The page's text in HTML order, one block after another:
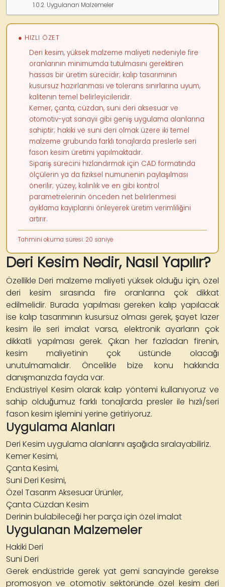
Uygulanan Malzemeler
● HIZLI ÖZET
Deri kesim, yüksek malzeme maliyeti nedeniyle fire
oranlarının minimumda tutulmasını gerektiren
hassas bir üretim sürecidir; kalıp tasarımının
kusursuz hazırlanması ve tolerans sınırlarına uyum,
kalitenin temel belirleyicileridir.
Kemer, çanta, cüzdan, suni deri aksesuar ve
otomotiv-yat sanayii gibi geniş uygulama alanlarına
sahiptir; hakiki ve suni deri olmak üzere iki temel
malzeme grubunda farklı tonajlarda preslerle seri
fason kesim üretimi yapılmaktadır.
Sipariş sürecini hızlandırmak için CAD formatında
ölçülerin ya da fiziksel numunenin paylaşılması
önerilir; yüzey, kalınlık ve en gibi kontrol
parametrelerinin önceden net belirlenmesi
ayıklama kayıplarını önleyerek üretim verimliliğini
artırır.
Tahmini okuma süresi: 20 saniye
Deri Kesim Nedir, Nasıl Yapılır?
Özellikle Deri malzeme maliyeti yüksek olduğu için, özel
deri kesim sırasında fire oranlarına çok dikkat
edilmelidir. Burada yapılması gereken kalıp yapılacak
ise kalıp tasarımının kusursuz olması gerek, şayet lazer
kesim ile seri imalat varsa, elektronik ayarların çok
dikkatli yapılması gerek. Çıkan her fazladan firenin,
kesim maliyetinin çok üstünde olacağı
unutulmamalıdır. Öncelikle bize konu hakkında
danışmanızda fayda var.
Endüstriyel Kesim olarak kalıp yöntemi kullanıyoruz ve
sahip olduğumuz farklı tonajlarda presler ile hızlı/seri
fason kesim işlemini yerine getiriyoruz.
Uygulama Alanları
Deri Kesim uygulama alanlarını aşağıda sıralayabiliriz.
Kemer Kesimi,
Çanta Kesimi,
Suni Deri Kesimi,
Özel Tasarım Aksesuar Ürünler,
Çanta Cüzdan Kesim
Derinin bulabileceği her parça için özel imalat
Uygulanan Malzemeler
Hakiki Deri
Suni Deri
Gerek endüstride gerek yat gemi sanayinde gerekse
promosyon ve otomotiv sektöründe özel kesim deri